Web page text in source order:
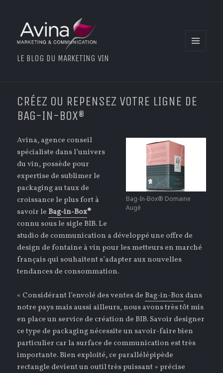
LE BLOG DU MARKETING VIN
CRÉEZ OU REPENSEZ VOTRE LIGNE DE
BAG-IN-BOX®
Bag-In-Box® Domaine
Augé
Avina, agence conseil
spécialiste dans l’univers
du vin, possède pour
expertise de sublimer le
packaging au taux de
croissance le plus fort à
savoir le Bag-in-Box®
connu sous le sigle BIB. Le
studio de communication a développé une offre de
design de fontaine à vin pour les metteurs en marché
français qui souhaitent s’adapter aux nouvelles
tendances de consommation.
« Considérant l’envolé des ventes de Bag-in-Boxdans
notre pays mais aussi ailleurs, nous avons très tôt mis
en place un service de création de BIB. Savoir designer
ce type de packaging nécessite un savoir-faire bien
particulier car la surface de communication est très
importante. Bien exploité, ce parallélépipède
rectangle devient un outil très puissant » précise